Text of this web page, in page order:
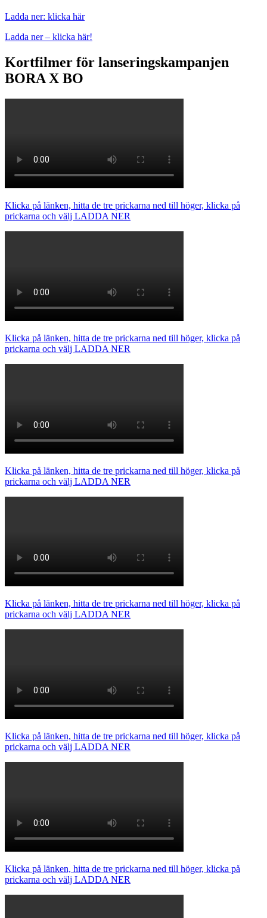
Ladda ner: klicka här
Ladda ner – klicka här!
Kortfilmer för lanseringskampanjen
BORA X BO
Klicka på länken, hitta de tre prickarna ned till höger, klicka på
prickarna och välj LADDA NER
Klicka på länken, hitta de tre prickarna ned till höger, klicka på
prickarna och välj LADDA NER
Klicka på länken, hitta de tre prickarna ned till höger, klicka på
prickarna och välj LADDA NER
Klicka på länken, hitta de tre prickarna ned till höger, klicka på
prickarna och välj LADDA NER
Klicka på länken, hitta de tre prickarna ned till höger, klicka på
prickarna och välj LADDA NER
Klicka på länken, hitta de tre prickarna ned till höger, klicka på
prickarna och välj LADDA NER